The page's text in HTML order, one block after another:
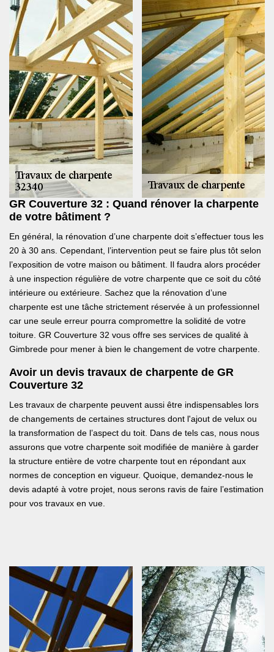
GR Couverture 32 : Quand rénover la charpente
de votre bâtiment ?
En général, la rénovation d’une charpente doit s’effectuer tous les
20 à 30 ans. Cependant, l’intervention peut se faire plus tôt selon
l’exposition de votre maison ou bâtiment. Il faudra alors procéder
à une inspection régulière de votre charpente que ce soit du côté
intérieure ou extérieure. Sachez que la rénovation d’une
charpente est une tâche strictement réservée à un professionnel
car une seule erreur pourra compromettre la solidité de votre
toiture. GR Couverture 32 vous offre ses services de qualité à
Gimbrede pour mener à bien le changement de votre charpente.
Avoir un devis travaux de charpente de GR
Couverture 32
Les travaux de charpente peuvent aussi être indispensables lors
de changements de certaines structures dont l'ajout de velux ou
la transformation de l’aspect du toit. Dans de tels cas, nous nous
assurons que votre charpente soit modifiée de manière à garder
la structure entière de votre charpente tout en répondant aux
normes de conception en vigueur. Quoique, demandez-nous le
devis adapté à votre projet, nous serons ravis de faire l’estimation
pour vos travaux en vue.